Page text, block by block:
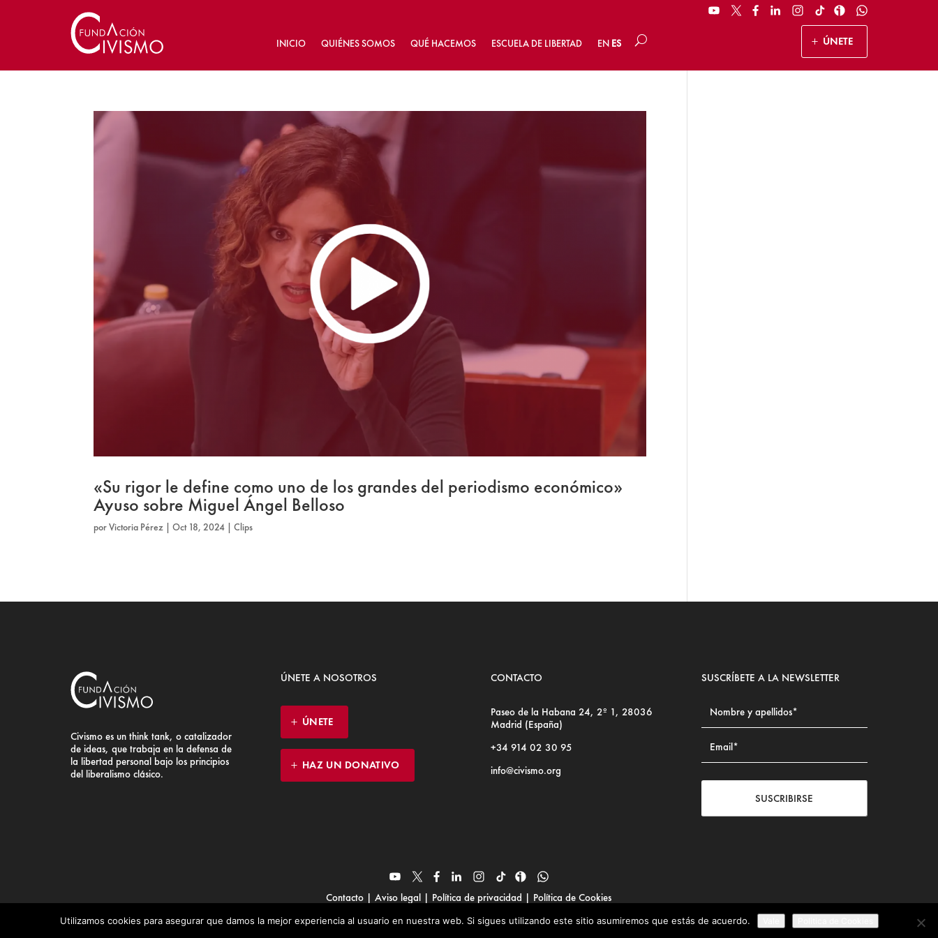
INICIO QUIÉNES SOMOS QUÉ HACEMOS ESCUELA DE LIBERTAD EN ES ÚNETE
«Su rigor le define como uno de los grandes del periodismo económico»
Ayuso sobre Miguel Ángel Belloso
porVictoria Pérez |Oct 18, 2024 |Clips
Civismo es un think tank, o catalizador
de ideas, que trabaja en la defensa de
la libertad personal bajo los principios
del liberalismo clásico.
ÚNETE A NOSOTROS
ÚNETE
HAZ UN DONATIVO
CONTACTO
Paseo de la Habana 24, 2º 1, 28036
Madrid (España)
+34 914 02 30 95
info@civismo.org
SUSCRÍBETE A LA NEWSLETTER
SUSCRIBIRSE
Contacto |Aviso legal | Política de privacidad | Política de Cookies
© Fundación Civismo 2025
Utilizamos cookies para asegurar que damos la mejor experiencia al usuario en nuestra web. Si sigues utilizando este sitio asumiremos que estás de acuerdo.